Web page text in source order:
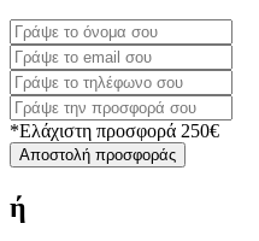
*Ελάχιστη προσφορά 250€
Αποστολή προσφοράς
ή